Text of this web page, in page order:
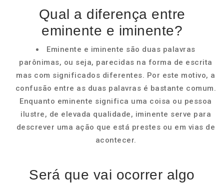
Qual a diferença entre
eminente e iminente?
Eminente e iminente são duas palavras
parônimas, ou seja, parecidas na forma de escrita
mas com significados diferentes. Por este motivo, a
confusão entre as duas palavras é bastante comum.
Enquanto eminente significa uma coisa ou pessoa
ilustre, de elevada qualidade, iminente serve para
descrever uma ação que está prestes ou em vias de
acontecer.
Será que vai ocorrer algo